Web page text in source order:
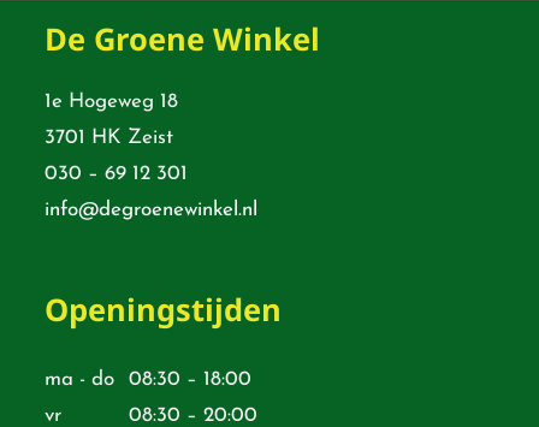
De Groene Winkel
1e Hogeweg 18
3701 HK Zeist
030 – 69 12 301
info@degroenewinkel.nl
Openingstijden
ma - do
vr
08:30 – 18:00
08:30 – 20:00